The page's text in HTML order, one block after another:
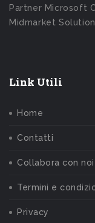
Partner Microsoft
Midmarket
Link Utili
Home
Contatti
Collabora con noi
Termini e
Privacy